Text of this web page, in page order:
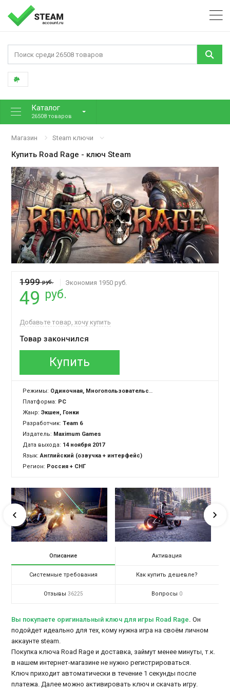
Каталог
26508 товаров
Магазин Steam ключи
Купить Road Rage - ключ Steam
1999руб. Экономия 1950 руб.
49 руб.
Добавьте товар, хочу купить
Товар закончился
Купить
Режимы: Одиночная, Многопользовательская
Платформа: PC
Жанр:Экшен, Гонки
Разработчик:Team 6
Издатель: Maximum Games
Дата выхода: 14 ноября 2017
Язык:Английский (озвучка + интерфейс)
Регион: Россия + СНГ
Описание Активация
Системные требования Как купить дешевле?
Отзывы 36225 Вопросы 0
Вы покупаете оригинальный ключ для игры Road Rage. Он
подойдет идеально для тех, кому нужна игра на своём личном
аккаунте steam.
Покупка ключа Road Rage и доставка, займут менее минуты, т.к.
в нашем интернет-магазине не нужно регистрироваться.
Ключ приходит автоматически в течение 1 секунды после
платежа. Далее можно активировать ключ и скачать игру.